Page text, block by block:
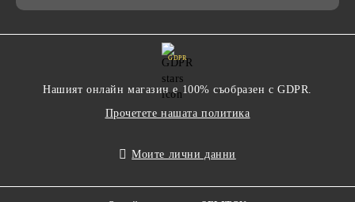
GDPR
Нашият онлайн магазин е 100% съобразен с GDPR.
Прочетете нашата политика
Моите лични данни